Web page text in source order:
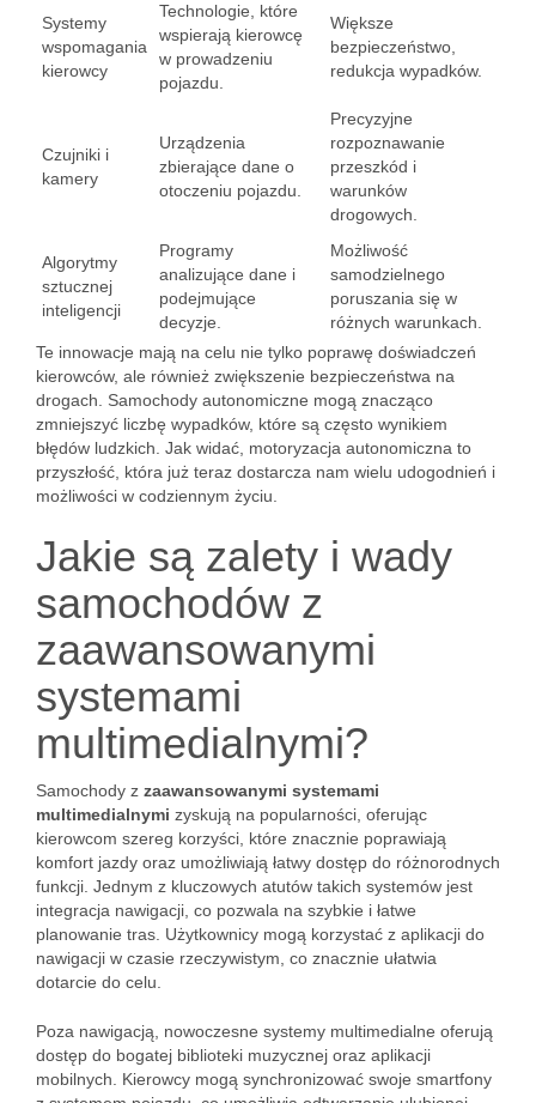
Systemy
wspomagania
kierowcy
Technologie, które
wspierają kierowcę
w prowadzeniu
pojazdu.
Większe
bezpieczeństwo,
redukcja wypadków.
Czujniki i
kamery
Urządzenia
zbierające dane o
otoczeniu pojazdu.
Precyzyjne
rozpoznawanie
przeszkód i
warunków
drogowych.
Algorytmy
sztucznej
inteligencji
Programy
analizujące dane i
podejmujące
decyzje.
Możliwość
samodzielnego
poruszania się w
różnych warunkach.
Te innowacje mają na celu nie tylko poprawę doświadczeń
kierowców, ale również zwiększenie bezpieczeństwa na
drogach. Samochody autonomiczne mogą znacząco
zmniejszyć liczbę wypadków, które są często wynikiem
błędów ludzkich. Jak widać, motoryzacja autonomiczna to
przyszłość, która już teraz dostarcza nam wielu udogodnień i
możliwości w codziennym życiu.
Jakie są zalety i wady
samochodów z
zaawansowanymi
systemami
multimedialnymi?
Samochody z zaawansowanymi systemami
multimedialnymi zyskują na popularności, oferując
kierowcom szereg korzyści, które znacznie poprawiają
komfort jazdy oraz umożliwiają łatwy dostęp do różnorodnych
funkcji. Jednym z kluczowych atutów takich systemów jest
integracja nawigacji, co pozwala na szybkie i łatwe
planowanie tras. Użytkownicy mogą korzystać z aplikacji do
nawigacji w czasie rzeczywistym, co znacznie ułatwia
dotarcie do celu.
Poza nawigacją, nowoczesne systemy multimedialne oferują
dostęp do bogatej biblioteki muzycznej oraz aplikacji
mobilnych. Kierowcy mogą synchronizować swoje smartfony